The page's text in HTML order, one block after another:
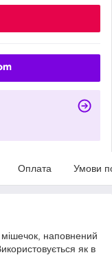
Оплата Умови
наповнений
як в